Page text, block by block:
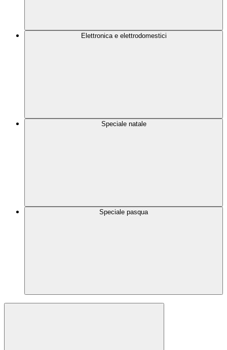
Elettronica e elettrodomestici
Speciale natale
Speciale pasqua